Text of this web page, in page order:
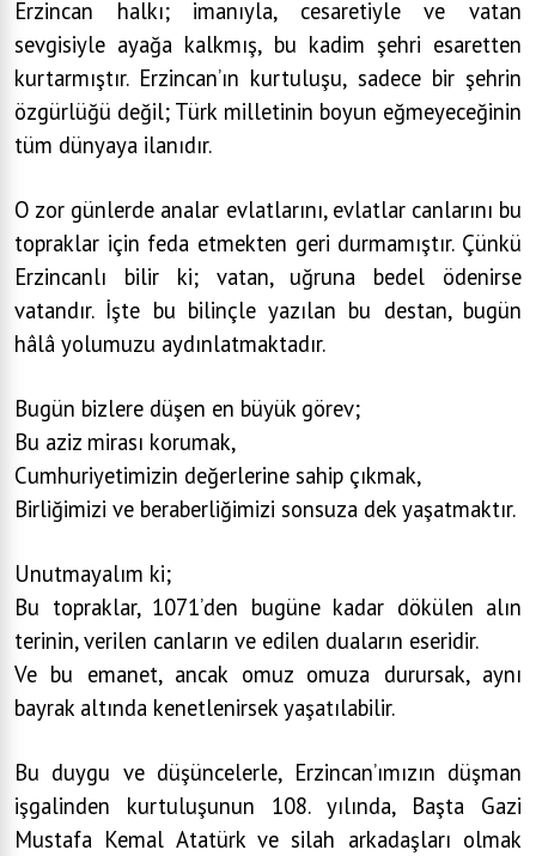
Erzincan halkı; imanıyla, cesaretiyle ve vatan
sevgisiyle ayağa kalkmış, bu kadim şehri esaretten
kurtarmıştır. Erzincan’ın kurtuluşu, sadece bir şehrin
özgürlüğü değil; Türk milletinin boyun eğmeyeceğinin
tüm dünyaya ilanıdır.
O zor günlerde analar evlatlarını, evlatlar canlarını bu
topraklar için feda etmekten geri durmamıştır. Çünkü
Erzincanlı bilir ki; vatan, uğruna bedel ödenirse
vatandır. İşte bu bilinçle yazılan bu destan, bugün
hâlâ yolumuzu aydınlatmaktadır.
Bugün bizlere düşen en büyük görev;
Bu aziz mirası korumak,
Cumhuriyetimizin değerlerine sahip çıkmak,
Birliğimizi ve beraberliğimizi sonsuza dek yaşatmaktır.
Unutmayalım ki;
Bu topraklar, 1071’den bugüne kadar dökülen alın
terinin, verilen canların ve edilen duaların eseridir.
Ve bu emanet, ancak omuz omuza durursak, aynı
bayrak altında kenetlenirsek yaşatılabilir.
Bu duygu ve düşüncelerle, Erzincan’ımızın düşman
işgalinden kurtuluşunun 108. yılında, Başta Gazi
Mustafa Kemal Atatürk ve silah arkadaşları olmak